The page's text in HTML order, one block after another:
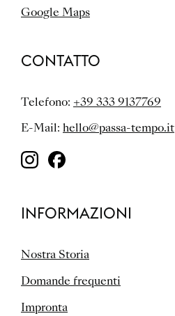
Google Maps
CONTATTO
Telefono: +39 333 9137769
E-Mail: hello@passa-tempo.it
INFORMAZIONI
Nostra Storia
Domande frequenti
Impronta